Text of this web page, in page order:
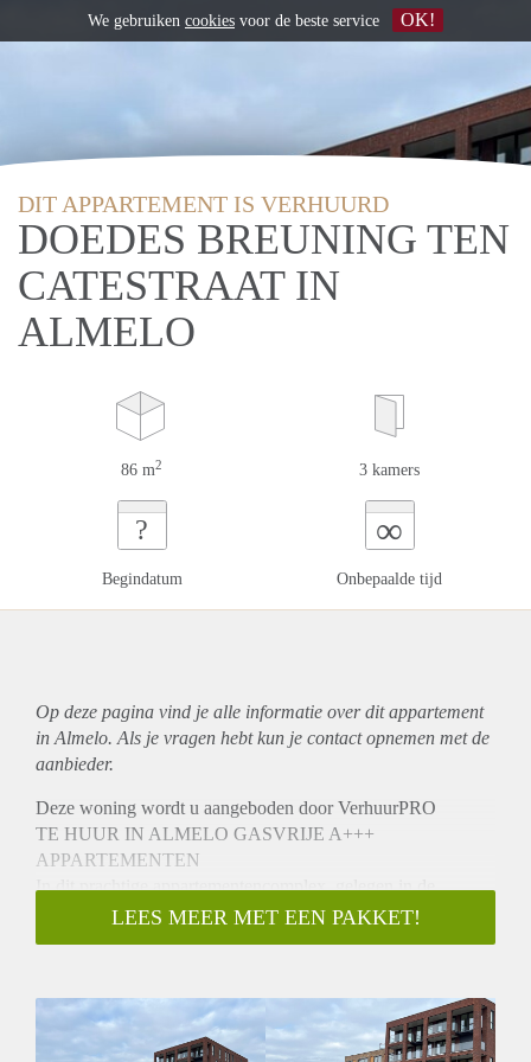
DIT APPARTEMENT IS VERHUURD
DOEDES BREUNING TEN
CATESTRAAT IN
ALMELO
86 m2 3 kamers
?
Begindatum
∞
Onbepaalde tijd
Op deze pagina vind je alle informatie over ditappartement
in Almelo. Als je vragen hebt kun je contact opnemen met de
aanbieder.
Deze woning wordt u aangeboden door VerhuurPRO
TE HUUR IN ALMELO GASVRIJE A+++
APPARTEMENTEN
In dit prachtige appartementencomplex, gelegen in de
gewilde wijk "Het Indië", verhuren wij vanaf (medio )
januari 2023 dit SCHITTERENDE NIEUW GEBOUWDE
duurzaam gebouwd. De woning wordt volledig afgewerkt
opgeleverd inclusief gesauste glasvlies wanden- en (PVC)
LEES MEER MET EEN PAKKET!
We gebruiken cookies voor de beste service OK!